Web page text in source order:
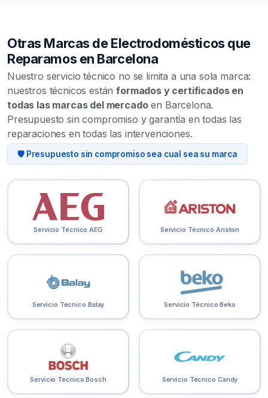
Otras Marcas de Electrodomésticos que
Reparamos en Barcelona
Nuestro servicio técnico no se limita a una sola marca:
nuestros técnicos estánformados y certificados en
todas las marcas del mercadoen Barcelona.
Presupuesto sin compromiso y garantía en todas las
reparaciones en todas las intervenciones.
🛡️ Presupuesto sin compromiso sea cual sea su marca
Servicio Técnico AEG Servicio Técnico Ariston
Servicio Técnico Balay Servicio Técnico Beko
Servicio Técnico Bosch Servicio Técnico Candy